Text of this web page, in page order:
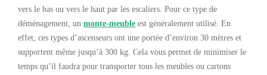
vers le bas ou vers le haut par les escaliers. Pour ce type de
déménagement, un monte-meuble est généralement utilisé. En
effet, ces types d’ascenseurs ont une portée d’environ 30 mètres et
supportent même jusqu’à 300 kg. Cela vous permet de minimiser le
temps qu’il faudra pour transporter tous les meubles ou cartons